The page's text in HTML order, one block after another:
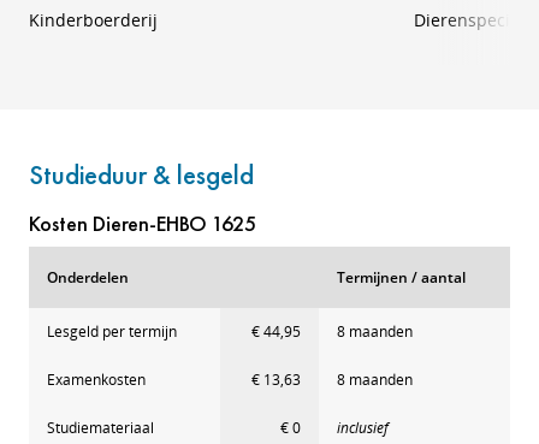
Kinderboerderij
Studieduur & lesgeld
Kosten Dieren-EHBO 1625
Onderdelen Termijnen / aantal
Lesgeld per termijn € 44,95 8 maanden
Examenkosten € 13,63 8 maanden
Studiemateriaal € 0 inclusief